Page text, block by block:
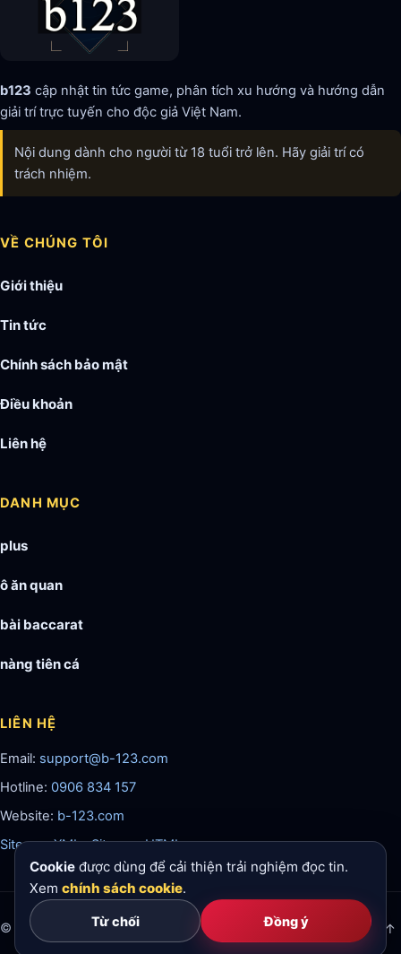
b123 cập nhật tin tức game, phân tích xu hướng và hướng dẫn
giải trí trực tuyến cho độc giả Việt Nam.
Nội dung dành cho người từ 18 tuổi trở lên. Hãy giải trí có
trách nhiệm.
VỀ CHÚNG TÔI
Giới thiệu
Tin tức
Chính sách bảo mật
Điều khoản
Liên hệ
DANH MỤC
plus
ô ăn quan
bài baccarat
nàng tiên cá
LIÊN HỆ
Email: support@b-123.com
Hotline: 0906 834 157
Website: b-123.com
Sitemap XML·Sitemap HTML
© 2026 b123. All rights reserved. Lên đầu ↑
Cookie được dùng để cải thiện trải nghiệm đọc tin.
Xem chính sách cookie.
Từ chối Đồng ý